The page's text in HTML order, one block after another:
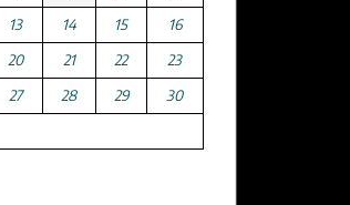
13 14 15
16
20 21 22
23
27 28 29
30